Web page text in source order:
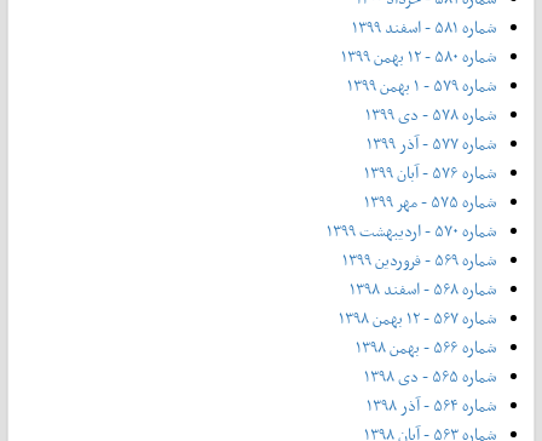
شماره ۵۸۱ - اسفند ۱۳۹۹
شماره ۵۸۰ - ۱۲ بهمن ۱۳۹۹
شماره ۵۷۹ - ۱ بهمن ۱۳۹۹
شماره ۵۷۸ - دی ۱۳۹۹
شماره ۵۷۷ - آذر ۱۳۹۹
شماره ۵۷۶ - آبان ۱۳۹۹
شماره ۵۷۵ - مهر ۱۳۹۹
شماره ۵۷۰ - اردیبهشت ۱۳۹۹
شماره ۵۶۹ - فروردین ۱۳۹۹
شماره ۵۶۸ - اسفند ۱۳۹۸
شماره ۵۶۷ - ۱۲ بهمن ۱۳۹۸
شماره ۵۶۶ - بهمن ۱۳۹۸
شماره ۵۶۵ - دی ۱۳۹۸
شماره ۵۶۴ - آذر ۱۳۹۸
شماره ۵۶۳ - آیان ۱۳۹۸